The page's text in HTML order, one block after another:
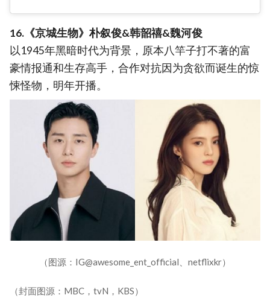
16.《京城生物》朴叙俊&韩韶禧&魏河俊
以1945年黑暗时代为背景，原本八竿子打不著的富
豪情报通和生存高手，合作对抗因为贪欲而诞生的惊
悚怪物，明年开播。
（图源：IG@awesome_ent_official、netflixkr）
（封面图源：MBC，tvN，KBS）